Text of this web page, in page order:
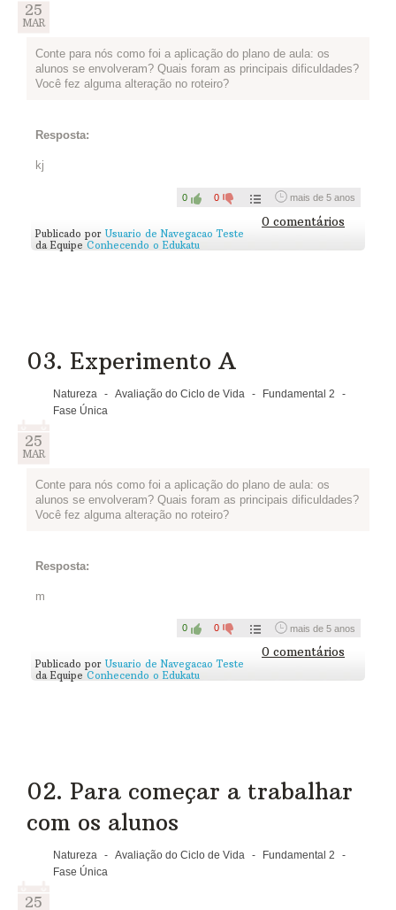
25
MAR
Conte para nós como foi a aplicação do plano de aula: os
alunos se envolveram? Quais foram as principais dificuldades?
Você fez alguma alteração no roteiro?
Resposta:
kj
0 0 mais de 5 anos
0 comentários
Publicado por Usuario de Navegacao Teste
da Equipe Conhecendo o Edukatu
03. Experimento A
Natureza - Avaliação do Ciclo de Vida - Fundamental 2
-
Fase Única
25
MAR
Conte para nós como foi a aplicação do plano de aula: os
alunos se envolveram? Quais foram as principais dificuldades?
Você fez alguma alteração no roteiro?
Resposta:
m
0 0 mais de 5 anos
0 comentários
Publicado por Usuario de Navegacao Teste
da Equipe Conhecendo o Edukatu
02. Para começar a trabalhar
com os alunos
Natureza - Avaliação do Ciclo de Vida - Fundamental 2
-
Fase Única
25